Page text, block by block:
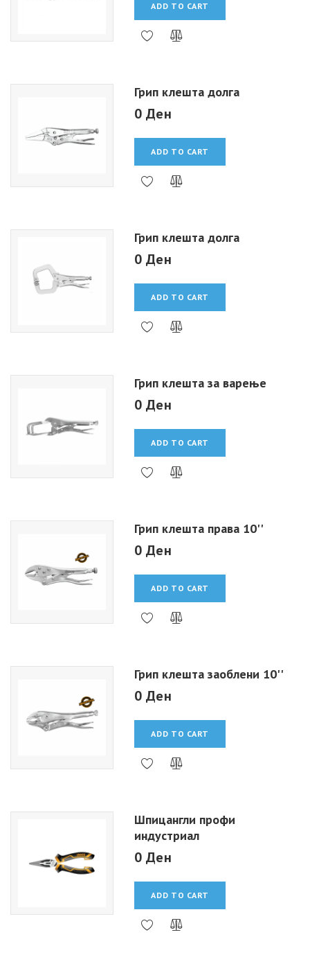
ADD TO CART
Грип клешта долга
0 Ден
ADD TO CART
Грип клешта долга
0 Ден
ADD TO CART
Грип клешта за варење
0 Ден
ADD TO CART
Грип клешта права 10''
0 Ден
ADD TO CART
Грип клешта заоблени 10''
0 Ден
ADD TO CART
Шпицангли профи
индустриал
0 Ден
ADD TO CART